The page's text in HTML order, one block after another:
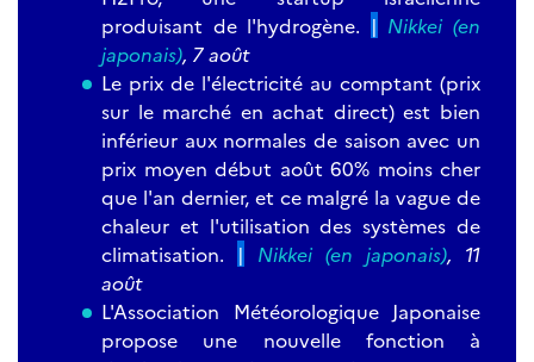
produisant de l'hydrogène. | Nikkei (en
japonais), 7 août
Le prix de l'électricité au comptant (prix
sur le marché en achat direct) est bien
inférieur aux normales de saison avec un
prix moyen début août 60% moins cher
que l'an dernier, et ce malgré la vague de
chaleur et l'utilisation des systèmes de
climatisation. | Nikkei (en japonais), 11
août
L'Association Météorologique Japonaise
propose une nouvelle fonction à